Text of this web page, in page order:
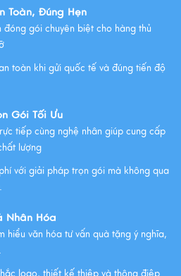
Nhựt Phượng - giám đốc
Tư Tại Mỹ Nghệ Việt
THỦ CÔNG MỸ NGHỆ
Toàn, Đúng Hẹn
đóng gói chuyên biệt cho hàng thủ
toàn khi gửi quốc tế và đúng tiến độ
Gói Tối Ưu
tiếp cùng nghệ nhân giúp cung cấp
lượng
với giải pháp trọn gói mà không qua
Nhân Hóa
hiểu văn hóa tư vấn quà tặng ý nghĩa,
logo, thiết kế thiệp và thông điệp